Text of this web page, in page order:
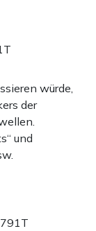
würde,
der
und
791T